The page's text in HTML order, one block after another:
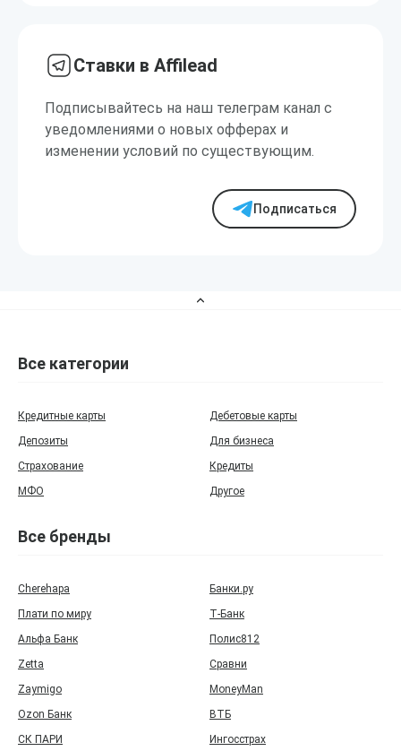
Ставки в Affilead
Подписывайтесь на наш телеграм канал с
уведомлениями о новых офферах и
изменении условий по существующим.
Подписаться
Все категории
Кредитные карты
Дебетовые карты
Депозиты
Для бизнеса
Страхование
Кредиты
МФО
Другое
Все бренды
Cherehapa
Банки.ру
Плати по миру
Т‑Банк
Альфа Банк
Полис812
Zetta
Сравни
Zaymigo
MoneyMan
Ozon Банк
ВТБ
СК ПАРИ
Ингосстрах